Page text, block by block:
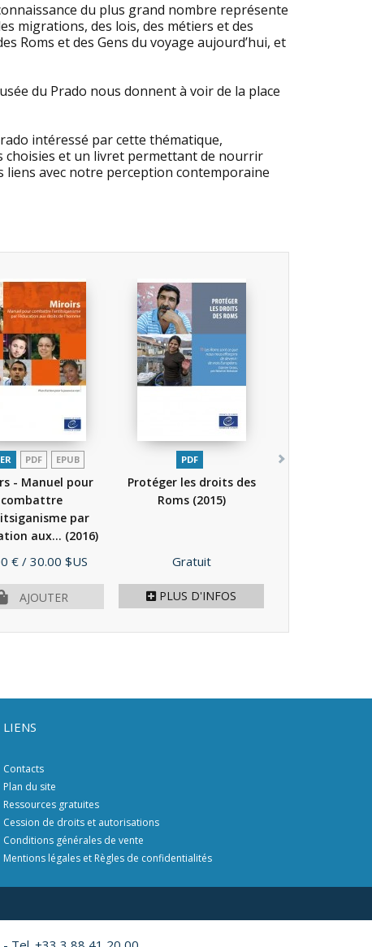
du plus grand nombre représente
migrations, des lois, des métiers et des
Roms et des Gens du voyage aujourd’hui, et
du Prado nous donnent à voir de la place
intéressé par cette thématique,
choisies et un livret permettant de nourrir
avec notre perception contemporaine
PDF EPUB
- Manuel pour
combattre
par
aux... (2016)
€ / 30.00 $US
AJOUTER
PDF
Protéger les droits des
Roms (2015)
Prix
Gratuit
PLUS D'INFOS
LIENS
Contacts
Plan du site
Ressources gratuites
Cession de droits et autorisations
Conditions générales de vente
Mentions légales et Règles de confidentialités